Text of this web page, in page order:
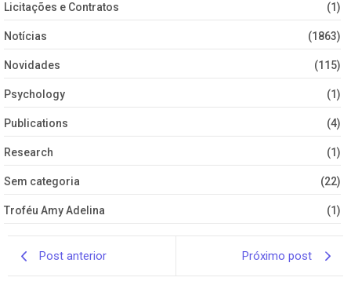
Licitações e Contratos (1)
Notícias (1863)
Novidades (115)
Psychology (1)
Publications (4)
Research (1)
Sem categoria (22)
Troféu Amy Adelina (1)
Post anterior Próximo post